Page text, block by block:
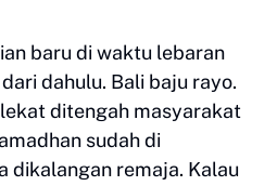
baru di waktu lebaran
dahulu. Bali baju rayo.
ditengah masyarakat
sudah di
dikalangan remaja. Kalau